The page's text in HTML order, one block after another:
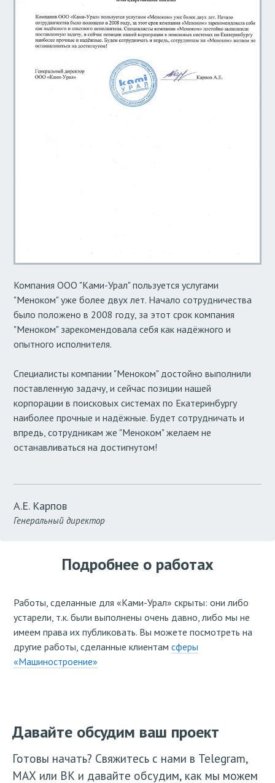
Компания ООО "Ками-Урал" пользуется услугами
"Меноком" уже более двух лет. Начало сотрудничества
было положено в 2008 году, за этот срок компания
"Меноком" зарекомендовала себя как надёжного и
опытного исполнителя.
Специалисты компании "Меноком" достойно выполнили
поставленную задачу, и сейчас позиции нашей
корпорации в поисковых системах по Екатеринбургу
наиболее прочные и надёжные. Будет сотрудничать и
впредь, сотрудникам же "Меноком" желаем не
останавливаться на достигнутом!
А.Е. Карпов
Генеральный директор
Подробнее о работах
Работы, сделанные для «Ками-Урал» скрыты: они либо
устарели, т.к. были выполнены очень давно, либо мы не
имеем права их публиковать. Вы можете посмотреть на
другие работы, сделанные клиентам сферы
«Машиностроение»
Давайте обсудим ваш проект
Готовы начать? Свяжитесь с нами в Telegram,
МАХ или ВК и давайте обсудим, как мы можем